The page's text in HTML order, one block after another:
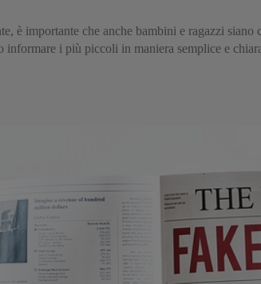
è importante che anche bambini e ragazzi
informare i più piccoli in maniera semplice e